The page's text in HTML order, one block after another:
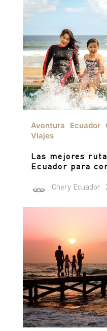
BLOG
CONCESIONARIOS
TEST DRIVE
COTIZADOR
TESTIMONIALES
POSVENTA
POSVENTA
CAMPAÑA DE SEGURIDAD
Aventura Ecuador
Viajes
Las mejores
Ecuador para
Chery Ecuador